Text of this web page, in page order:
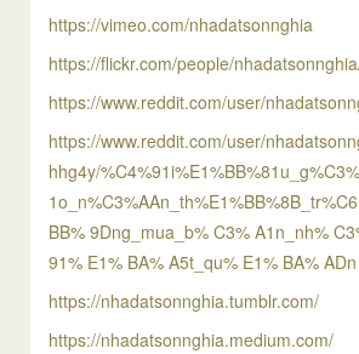
https://vimeo.com/nhadatsonnghia
https://flickr.com/people/
https://www.reddit.com/user/
https://www.reddit.com/user/
hhg4y/
BB% 9Dng_mua_b% C3% A1n_nh%
91% E1% BA% A5t_qu% E1% BA%
https://nhadatsonnghia.tumblr.com/
https://nhadatsonnghia.medium.com/